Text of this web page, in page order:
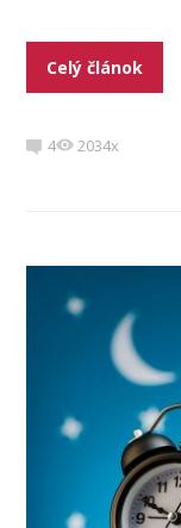
Celý článok
4 2034x